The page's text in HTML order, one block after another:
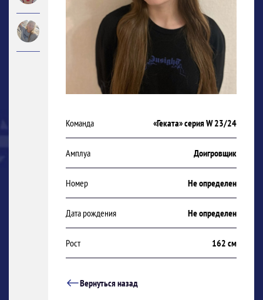
Команда «Геката» серия W 23/24
Амплуа Доигровщик
Номер Не определен
Дата рождения Не определен
Рост 162 см
Вернуться назад